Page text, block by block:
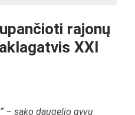
rajonų
XXI
– sako daugelio gyvų